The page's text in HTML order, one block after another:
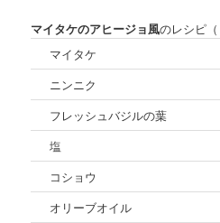
マイタケのアヒージョ風のレシピ（
マイタケ
ニンニク
フレッシュバジルの葉
塩
コショウ
オリーブオイル